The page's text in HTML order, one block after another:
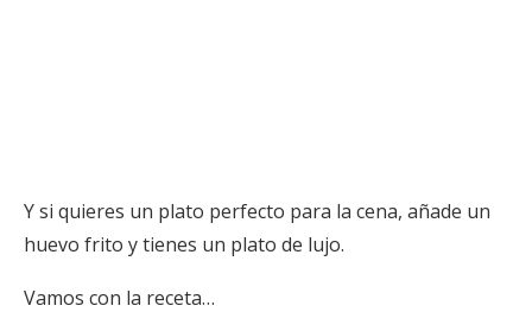
Y si quieres un plato perfecto para la cena, añade un
huevo frito y tienes un plato de lujo.
Vamos con la receta…